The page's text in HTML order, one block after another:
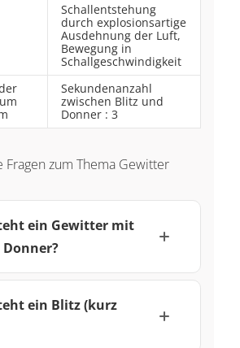
Schallentstehung
durch explosionsartige
Ausdehnung der Luft,
Bewegung in
Schallgeschwindigkeit
Sekundenanzahl
zwischen Blitz und
Donner : 3
Fragen zum Thema Gewitter
ein Gewitter mit
ein Blitz (kurz